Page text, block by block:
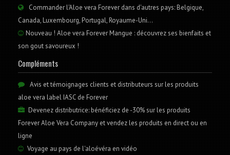
Commander l'Aloe vera Forever dans d'autres pays: Belgique,
Canada, Luxembourg, Portugal, Royaume-Uni...
Nouveau ! Aloe vera Forever Mangue : découvrez ses bienfaits et
son gout savoureux !
Compléments
Avis et témoignages clients et distributeurs sur les produits
aloe vera label IASC de Forever
Devenez distributrice: bénéficiez de -30% sur les produits
Forever Aloe Vera Company et vendez les produits en direct ou en
ligne
Voyage au pays de l'aloévéra en vidéo